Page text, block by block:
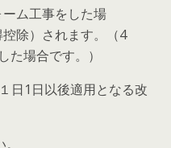
ム工事をした場
除）されます。（4
た場合です。）
日1日以後適用となる改